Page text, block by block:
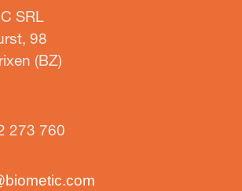
SRL
98
(BZ)
273 760